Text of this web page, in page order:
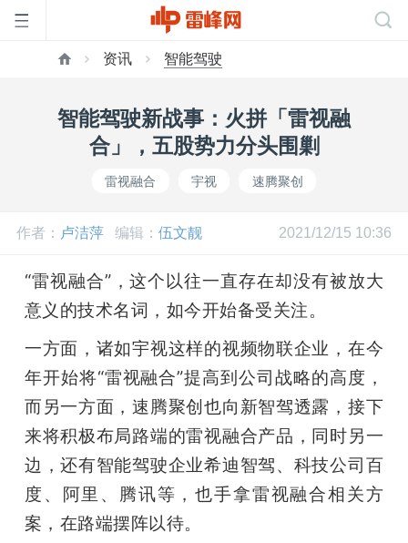
网
公
开
课
活
资讯 智能驾驶
智能驾驶新战事：火拼「雷视融
合」，五股势力分头围剿
雷视融合 宇视 速腾聚创
作者： 卢洁萍 编辑： 伍文靓 2021/12/15 10:36
“雷视融合”，这个以往一直存在却没有被放大
意义的技术名词，如今开始备受关注。
一方面，诸如宇视这样的视频物联企业，在今
年开始将“雷视融合”提高到公司战略的高度，
而另一方面，速腾聚创也向新智驾透露，接下
来将积极布局路端的雷视融合产品，同时另一
边，还有智能驾驶企业希迪智驾、科技公司百
度、阿里、腾讯等，也手拿雷视融合相关方
案，在路端摆阵以待。